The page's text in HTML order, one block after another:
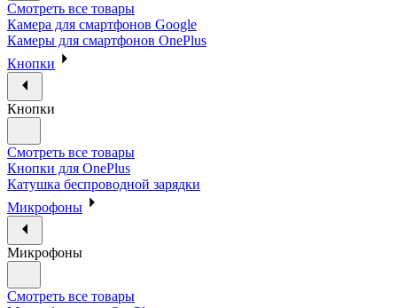
Смотреть все товары
Камера для смартфонов Google
Камеры для смартфонов OnePlus
Кнопки
Кнопки
Смотреть все товары
Кнопки для OnePlus
Катушка беспроводной зарядки
Микрофоны
Микрофоны
Смотреть все товары